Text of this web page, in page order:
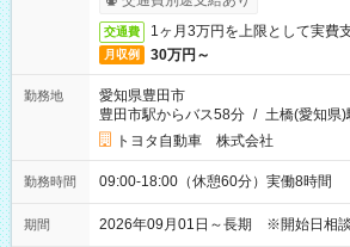
交通費 1ヶ月3万円を上限として実費
月収例 30万円～
勤務地
愛知県豊田市
豊田市駅からバス58分 / 土橋(愛知県)
トヨタ自動車 株式会社
勤務時間 09:00-18:00（休憩60分）実働8時間
期間 2026年09月01日～長期 ※開始日相